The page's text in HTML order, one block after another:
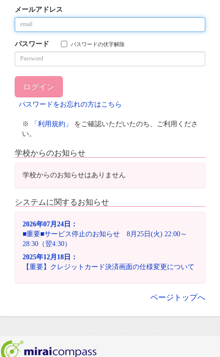
メールアドレス
パスワード パスワードの伏字解除
パスワードをお忘れの方はこちら
※ 「利用規約」
をご確認いただいたのち、ご利用くださ
い。
学校からのお知らせ
学校からのお知らせはありません
システムに関するお知らせ
2026年07月24日：
■重要■サービス停止のお知らせ 8月25日(火) 22:00～
28:30（翌4:30）
2025年12月18日：
【重要】クレジットカード決済画面の仕様変更について
ページトップへ